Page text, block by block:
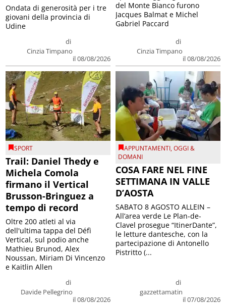
di
Cinzia Timpano
il 08/08/2026
Ondata di generosità per i tre
giovani della provincia di
Udine
di
Cinzia Timpano
il 08/08/2026
del Monte Bianco furono
Jacques Balmat e Michel
Gabriel Paccard
SPORT
Trail: Daniel Thedy e
Michela Comola
firmano il Vertical
Brusson-Bringuez a
tempo di record
di
Davide Pellegrino
il 08/08/2026
Oltre 200 atleti al via
dell'ultima tappa del Défì
Vertical, sul podio anche
Mathieu Brunod, Alex
Noussan, Miriam Di Vincenzo
e Kaitlin Allen
APPUNTAMENTI,OGGI &
DOMANI
COSA FARE NEL FINE
SETTIMANA IN VALLE
D’AOSTA
di
gazzettamatin
il 07/08/2026
SABATO 8 AGOSTO ALLEIN –
All’area verde Le Plan-de-
Clavel prosegue “ItinerDante”,
le letture dantesche, con la
partecipazione di Antonello
Pistritto (...